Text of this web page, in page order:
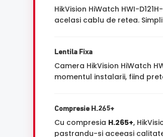
HikVision HiWatch HWI-
acelasi cablu de retea.
Lentila Fixa
Camera HikVision HiWatch
momentul instalarii, fiind
Compresie H.265+
Cu compresia H.265+,
pastrandu-si aceeasi